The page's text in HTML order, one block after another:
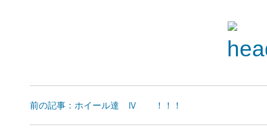
前の記事：ホイール達 Ⅳ ！！！